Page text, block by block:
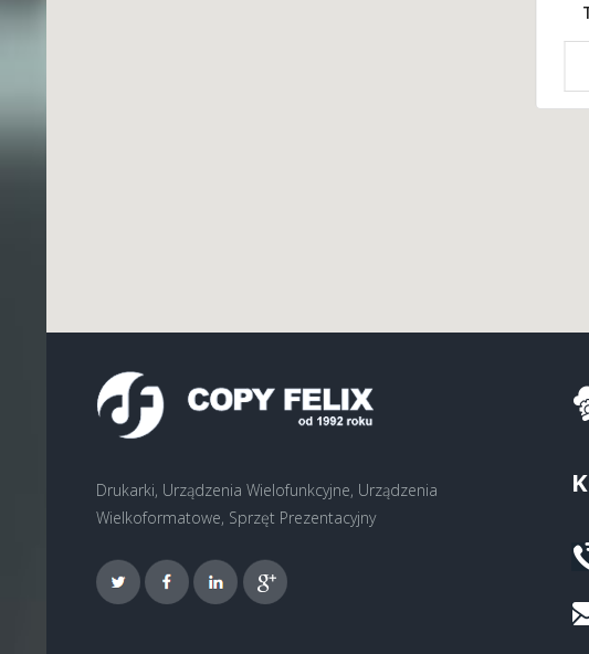
Drukarki, Urządzenia Wielofunkcyjne, Urządzenia
Wielkoformatowe, Sprzęt Prezentacyjny